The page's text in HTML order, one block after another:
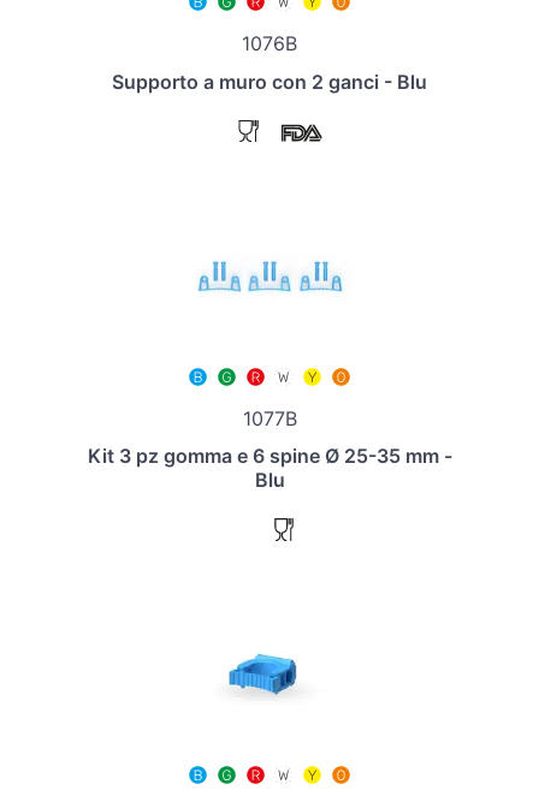
1076B
Supporto a muro con 2 ganci - Blu
1077B
Kit 3 pz gomma e 6 spine Ø 25-35 mm -
Blu